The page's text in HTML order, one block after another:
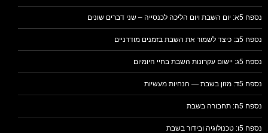
נספח 5א: יום השבת ויום הליכה לכנסייה – שני דברים שונים
נספח 5ב: כיצד לשמור את השבת בזמנים מודרניים
נספח 5ג: יישום עקרונות השבת בחיי היומיום
נספח 5ד: מזון בשבת — הנחיות מעשיות
נספח 5ה: תחבורה בשבת
נספח 5ו: טכנולוגיה ובידור בשבת